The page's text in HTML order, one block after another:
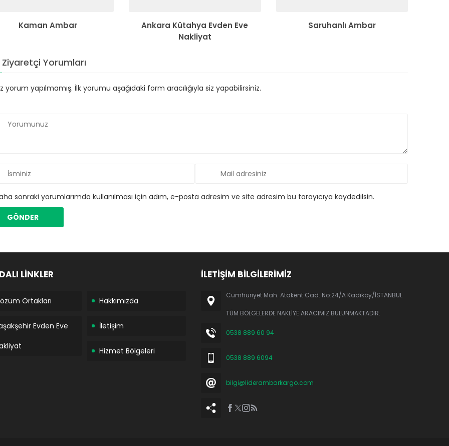
Kaman Ambar
Ankara Kütahya Evden Eve
Nakliyat
Saruhanlı Ambar
Ziyaretçi Yorumları
yorum yapılmamış. İlk yorumu aşağıdaki form aracılığıyla siz yapabilirsiniz.
sonraki yorumlarımda kullanılması için adım, e-posta adresim ve site adresim bu tarayıcıya kaydedilsin.
LİNKLER
Ortakları Hakkımızda
Evden Eve
İletişim
Hizmet Bölgeleri
İLETİŞİM BİLGİLERİMİZ
Cumhuriyet Mah. Atakent Cad. No:24/A Kadıköy/İSTANBUL
TÜM BÖLGELERDE NAKLİYE ARACIMIZ BULUNMAKTADIR.
0538 889 60 94
0538 889 6094
bilgi@liderambarkargo.com